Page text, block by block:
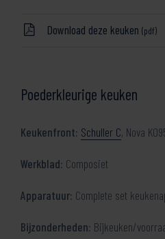
Download deze keuken (pdf)
Poederkleurige keuken
Keukenfront: Schuller C, Nova
Werkblad: Composiet
Apparatuur: Complete set
Bijzonderheden: Bijkeuken/